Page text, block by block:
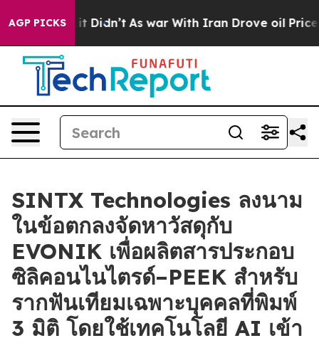
AGP PICKS
it Didn’t As war With Iran Drove oil Prices
SINTX Technologies ลงนาม
ในข้อตกลงจัดหาวัสดุกับ
EVONIK เพื่อผลิตสารประกอบ
ซิลิคอนไนไตรด์–PEEK สำหรับ
รากฟันเทียมเฉพาะบุคคลที่พิมพ์
3 มิติ โดยใช้เทคโนโลยี AI เข้า